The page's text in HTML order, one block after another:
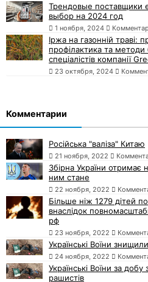
Трендовые поставщики
выбор на 2024 год
1 ноября, 2024
Іржа на газонній траві:
профілактика та методи
спеціалістів компанії
23 октября, 2024
Комментарии
Російська "валіза" Китаю
21 ноября, 2022
Збірна України отримає
ним стане
22 ноября, 2022
Більше ніж 1279 дітей
внаслідок
рф
23 ноября, 2022
Українські Воїни
24 ноября, 2022
Українські Воїни за
рашистів